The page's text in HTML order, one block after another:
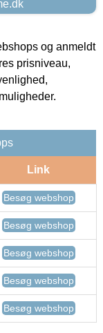
og anmeldt
prisniveau,
Link
Besøg webshop
Besøg webshop
Besøg webshop
Besøg webshop
Besøg webshop